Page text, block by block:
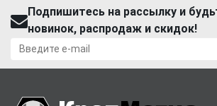
Подпишитесь на рассылку и
новинок, распродаж и скидок!